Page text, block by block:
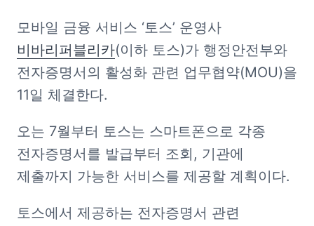
비바리퍼블리카(이하 토스)가 행정안전부와
전자증명서의 활성화 관련 업무협약(MOU)을
11일 체결한다.
오는 7월부터 토스는 스마트폰으로 각종
전자증명서를 발급부터 조회, 기관에
제출까지 가능한 서비스를 제공할 계획이다.
토스에서 제공하는 전자증명서 관련